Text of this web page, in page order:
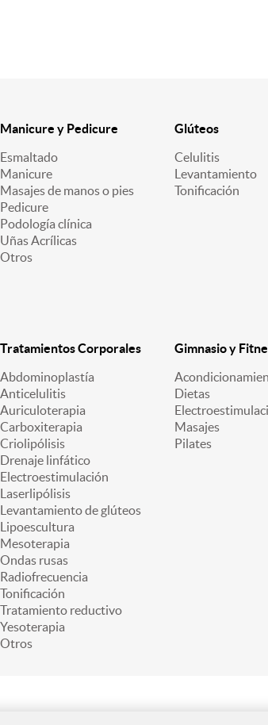
Manicure y Pedicure
Esmaltado
Manicure
Masajes de manos o pies
Pedicure
Podología clínica
Uñas Acrílicas
Otros
Glúteos
Celulitis
Levantamiento
Tonificación
Tratamientos Corporales
Abdominoplastía
Anticelulitis
Auriculoterapia
Carboxiterapia
Criolipólisis
Drenaje linfático
Electroestimulación
Laserlipólisis
Levantamiento de glúteos
Lipoescultura
Mesoterapia
Ondas rusas
Radiofrecuencia
Tonificación
Tratamiento reductivo
Yesoterapia
Otros
Gimnasio y
Dietas
Masajes
Pilates